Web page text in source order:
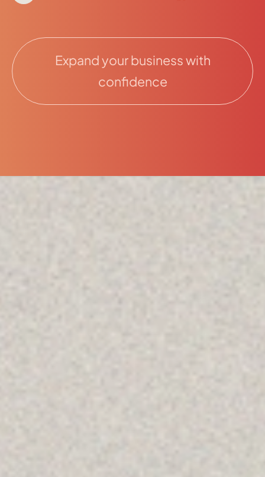
Expand your business with
confidence